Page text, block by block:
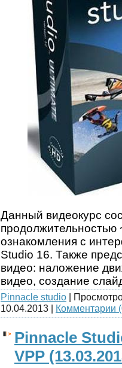
Данный видеокурс
продолжительностью
ознакомления с
Studio 16. Также
видео: наложение
видео, создание
Pinnacle studio |
10.04.2013 | Комментарии
Pinnacle
VPP